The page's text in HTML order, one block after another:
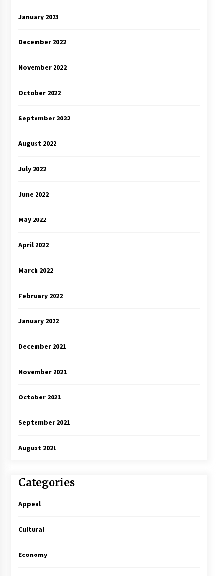
January 2023
December 2022
November 2022
October 2022
September 2022
August 2022
July 2022
June 2022
May 2022
April 2022
March 2022
February 2022
January 2022
December 2021
November 2021
October 2021
September 2021
August 2021
Categories
Appeal
Cultural
Economy